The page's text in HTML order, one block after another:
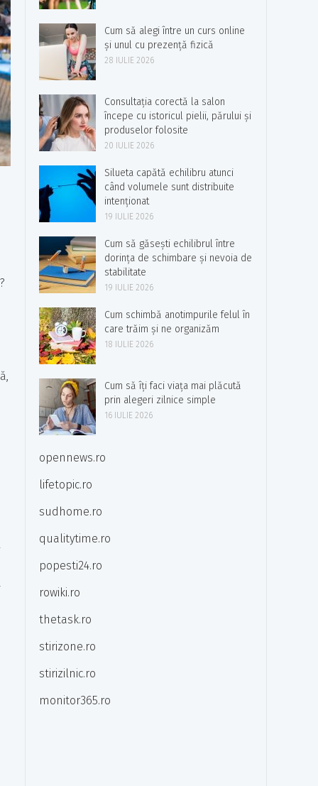
Cum să alegi între un curs online
și unul cu prezență fizică
28 IULIE 2026
Consultația corectă la salon
începe cu istoricul pielii, părului și
produselor folosite
20 IULIE 2026
Silueta capătă echilibru atunci
când volumele sunt distribuite
intenționat
19 IULIE 2026
Cum să găsești echilibrul între
dorința de schimbare și nevoia de
stabilitate
19 IULIE 2026
Cum schimbă anotimpurile felul în
care trăim și ne organizăm
18 IULIE 2026
Cum să îți faci viața mai plăcută
prin alegeri zilnice simple
16 IULIE 2026
opennews.ro
lifetopic.ro
sudhome.ro
qualitytime.ro
popesti24.ro
rowiki.ro
thetask.ro
stirizone.ro
stirizilnic.ro
monitor365.ro